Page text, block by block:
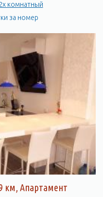
комнатный
за номер
км, Апартамент